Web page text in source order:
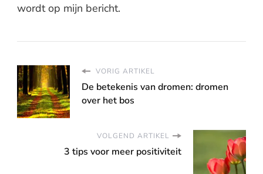
wordt op mijn bericht.
VORIG ARTIKEL
De betekenis van dromen: dromen
over het bos
VOLGEND ARTIKEL
3 tips voor meer positiviteit